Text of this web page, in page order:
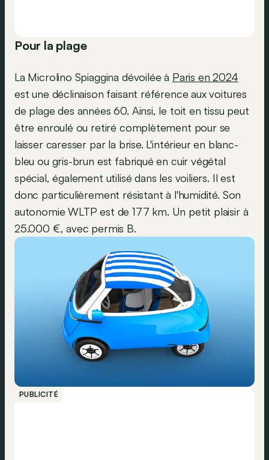
Pour la plage
La Microlino Spiaggina dévoilée à Paris en 2024
est une déclinaison faisant référence aux voitures
de plage des années 60. Ainsi, le toit en tissu peut
être enroulé ou retiré complètement pour se
laisser caresser par la brise. L'intérieur en blanc-
bleu ou gris-brun est fabriqué en cuir végétal
spécial, également utilisé dans les voiliers. Il est
donc particulièrement résistant à l'humidité. Son
autonomie WLTP est de 177 km. Un petit plaisir à
25.000 €, avec permis B.
PUBLICITÉ